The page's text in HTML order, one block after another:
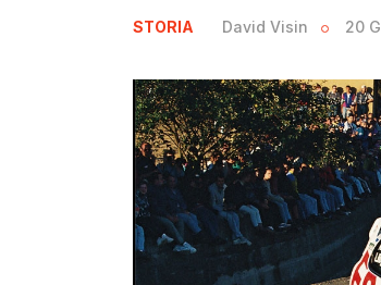
STORIA David Visin 20